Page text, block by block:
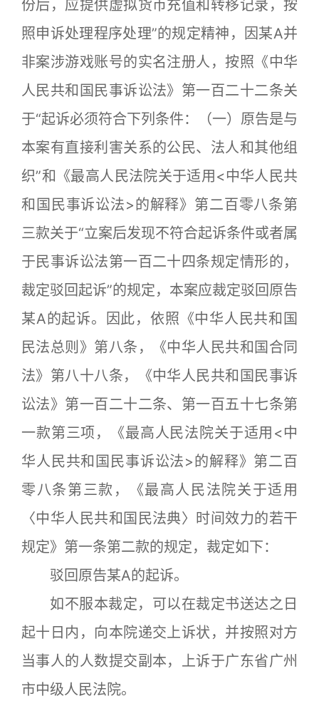
份后，应提供虚拟货币充值和转移记录，按
照申诉处理程序处理”的规定精神，因某A并
非案涉游戏账号的实名注册人，按照《中华
人民共和国民事诉讼法》第一百二十二条关
于“起诉必须符合下列条件：（一）原告是与
本案有直接利害关系的公民、法人和其他组
织”和《最高人民法院关于适用<中华人民共
和国民事诉讼法>的解释》第二百零八条第
三款关于“立案后发现不符合起诉条件或者属
于民事诉讼法第一百二十四条规定情形的，
裁定驳回起诉”的规定，本案应裁定驳回原告
某A的起诉。因此，依照《中华人民共和国
民法总则》第八条，《中华人民共和国合同
法》第八十八条，《中华人民共和国民事诉
讼法》第一百二十二条、第一百五十七条第
一款第三项，《最高人民法院关于适用<中
华人民共和国民事诉讼法>的解释》第二百
零八条第三款，《最高人民法院关于适用
〈中华人民共和国民法典〉时间效力的若干
规定》第一条第二款的规定，裁定如下：
驳回原告某A的起诉。
如不服本裁定，可以在裁定书送达之日
起十日内，向本院递交上诉状，并按照对方
当事人的人数提交副本，上诉于广东省广州
市中级人民法院。